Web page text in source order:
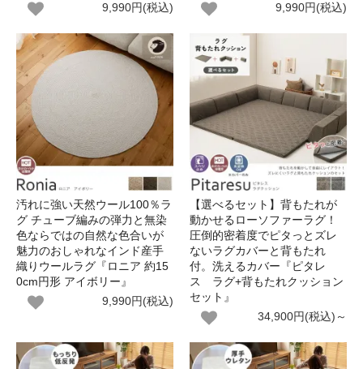
9,990円(税込)
9,990円(税込)
汚れに強い天然ウール100％ラ
グ チューブ編みの弾力と無染
色ならではの自然な色合いが
魅力のおしゃれなインド産手
織りウールラグ『ロニア 約15
0cm円形 アイボリー』
9,990円(税込)
【選べるセット】背もたれが
動かせるローソファーラグ！
圧倒的密着度でピタっとズレ
ないラグカバーと背もたれ
付。洗えるカバー『ピタレ
ス ラグ+背もたれクッション
セット』
34,900円(税込)～